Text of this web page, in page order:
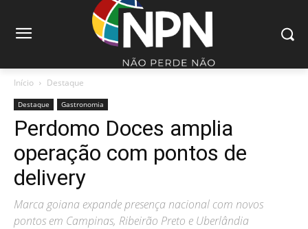
Início Destaque
Destaque Gastronomia
Perdomo Doces amplia
operação com pontos de
delivery
Marca goiana expande presença nacional com novos
pontos em Campinas, Ribeirão Preto e Uberlândia